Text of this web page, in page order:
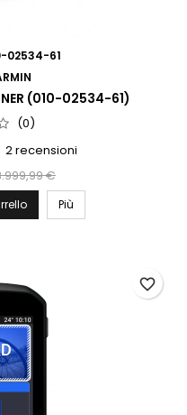
02534-61
(010-02534-61)
(0)
2 recensioni
base
€
Più
favorite_border